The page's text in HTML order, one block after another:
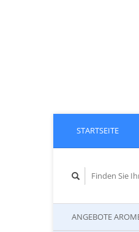
STARTSEITE
ANGEBOTE